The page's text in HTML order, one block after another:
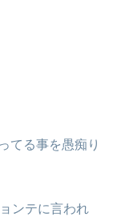
てる事を愚痴り
ンテに言われ